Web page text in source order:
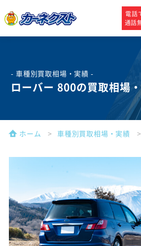
電話
通話
- 車種別買取相場・実績 -
ローバー 800の買取相場
ホーム 車種別買取相場・実績